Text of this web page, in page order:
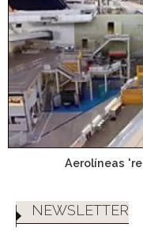
Aerolíneas
NEWSLETTER